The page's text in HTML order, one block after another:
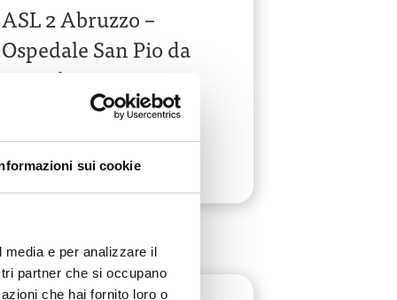
sui cookie
e per analizzare il
partner che si occupano
che hai fornito loro o
ASL 2 Abruzzo –
Ospedale San Pio da
Pietralcina
Via San Camillo De Lellis